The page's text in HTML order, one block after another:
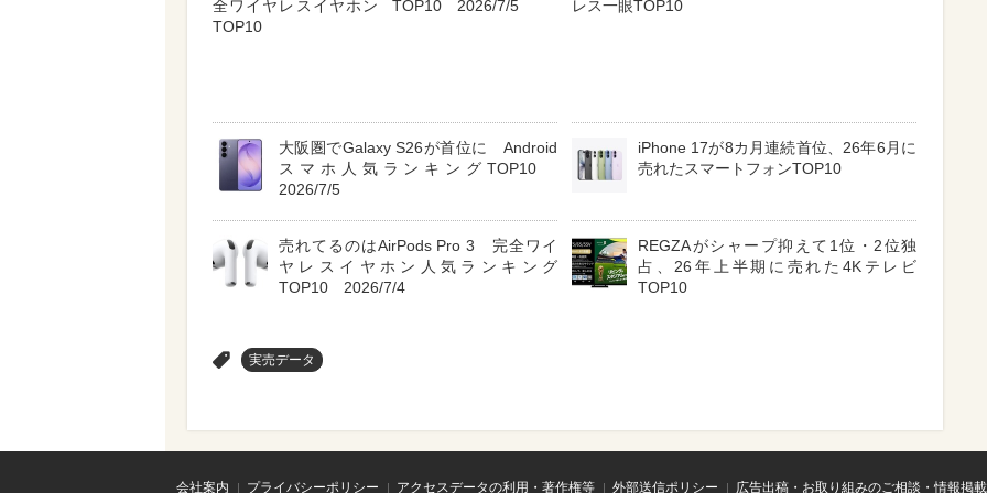
全ワイヤレスイヤホン
TOP10
TOP10 2026/7/5
レス一眼TOP10
大阪圏でGalaxy S26が首位に Android
スマホ人気ランキングTOP10
2026/7/5
iPhone 17が8カ月連続首位、26年6月に
売れたスマートフォンTOP10
売れてるのはAirPods Pro 3 完全ワイ
ヤレスイヤホン人気ランキング
TOP10 2026/7/4
REGZAがシャープ抑えて1位・2位独
占、26年上半期に売れた4Kテレビ
TOP10
実売データ
会社案内 プライバシーポリシー アクセスデータの利用・著作権等 外部送信ポリシー 広告出稿・お取り組みのご相談・情報掲